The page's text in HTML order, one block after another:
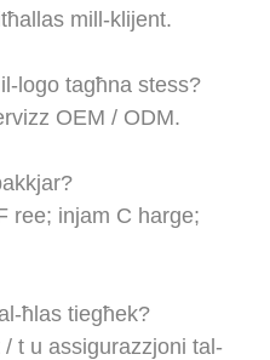
mill-klijent.
logo tagħna stess?
OEM / ODM.
ree; injam C harge;
ħlas tiegħek?
t u assigurazzjoni tal-